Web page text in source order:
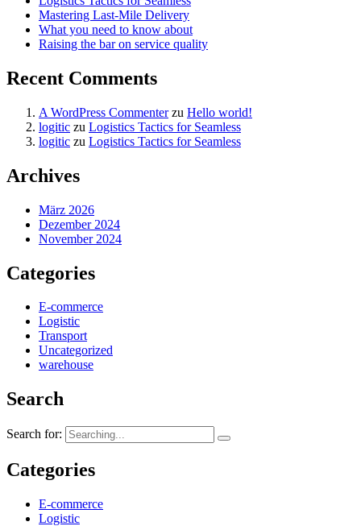
Mastering Last-Mile Delivery
What you need to know about
Raising the bar on service quality
Recent Comments
A WordPress Commenterzu Hello world!
logitic zu Logistics Tactics for Seamless
logitic zu Logistics Tactics for Seamless
Archives
März 2026
Dezember 2024
November 2024
Categories
E-commerce
Logistic
Transport
Uncategorized
warehouse
Search
Search for:
Categories
E-commerce
Logistic